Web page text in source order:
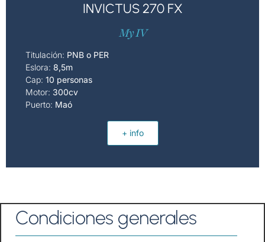
INVICTUS 270 FX
My IV
Titulación: PNB o PER
Eslora: 8,5m
Cap: 10 personas
Motor: 300cv
Puerto: Maó
+ info
Condiciones generales